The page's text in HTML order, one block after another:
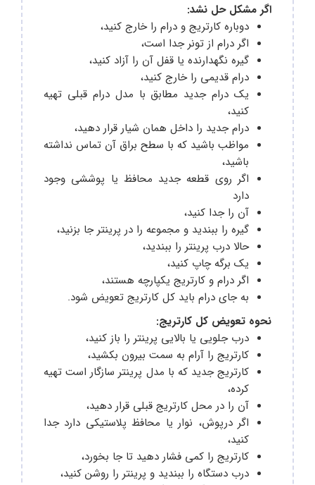
اگر مشکل حل نشد:
دوباره کارتریج و درام را خارج کنید،
اگر درام از تونر جدا است،
گیره نگهدارنده یا قفل آن را آزاد کنید،
درام قدیمی را خارج کنید،
یک درام جدید مطابق با مدل درام قبلی تهیه
کنید،
درام جدید را داخل همان شیار قرار دهید،
مواظب باشید که با سطح براق آن تماس نداشته
باشید،
اگر روی قطعه جدید محافظ یا پوششی وجود
دارد
آن را جدا کنید،
گیره را ببندید و مجموعه را در پرینتر جا بزنید،
حالا درب پرینتر را ببندید،
یک برگه چاپ کنید،
اگر درام و کارتریج یکپارچه هستند،
به جای درام باید کل کارتریج تعویض شود.
نحوه تعویض کل کارتریج:
درب جلویی یا بالایی پرینتر را باز کنید،
کارتریج را آرام به سمت بیرون بکشید،
کارتریج جدید که با مدل پرینتر سازگار است تهیه
کرده،
آن را در محل کارتریج قبلی قرار دهید،
اگر درپوش، نوار یا محافظ پلاستیکی دارد جدا
کنید،
کارتریج را کمی فشار دهید تا جا بخورد،
درب دستگاه را ببندید و پرینتر را روشن کنید،